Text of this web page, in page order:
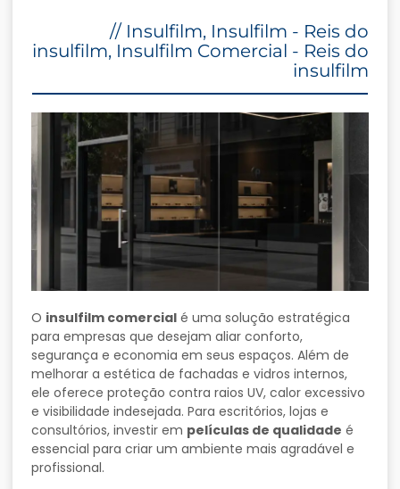
// Insulfilm, Insulfilm - Reis do
insulfilm, Insulfilm Comercial - Reis do
insulfilm
O insulfilm comercial é uma solução estratégica
para empresas que desejam aliar conforto,
segurança e economia em seus espaços. Além de
melhorar a estética de fachadas e vidros internos,
ele oferece proteção contra raios UV, calor excessivo
e visibilidade indesejada. Para escritórios, lojas e
consultórios, investir em películas de qualidade é
essencial para criar um ambiente mais agradável e
profissional.